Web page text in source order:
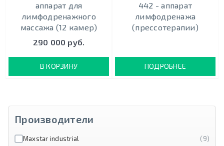
аппарат для
лимфодренажного
массажа (12 камер)
290 000 руб.
В КОРЗИНУ
442 - аппарат
лимфодренажа
(прессотерапии)
ПОДРОБНЕЕ
Производители
Maxstar industrial
(9)